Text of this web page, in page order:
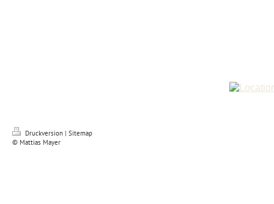
Druckversion | Sitemap
© Mattias Mayer